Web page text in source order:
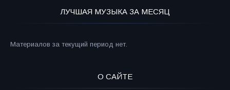
ЛУЧШАЯ МУЗЫКА ЗА МЕСЯЦ
Материалов за текущий период нет.
О САЙТЕ